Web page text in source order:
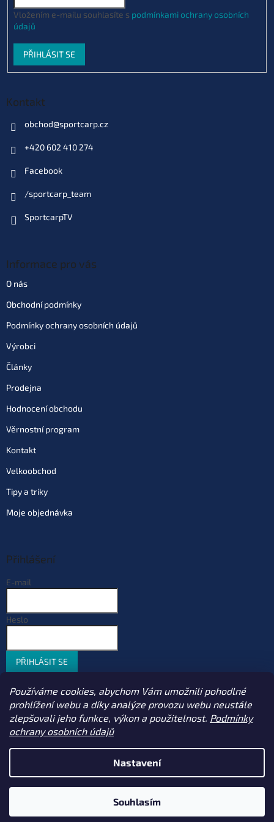
Používáme cookies, abychom Vám umožnili pohodlné
prohlížení webu a díky analýze provozu webu neustále
zlepšovali jeho funkce, výkon a použitelnost. Podmínky
ochrany osobních údajů
Nastavení
Souhlasím
1 3
Vložením e-mailu souhlasíte s podmínkami ochrany osobních
údajů
PŘIHLÁSIT SE
Kontakt
obchod@sportcarp.cz
+420 602 410 274
Facebook
/sportcarp_team
SportcarpTV
Informace pro vás
O nás
Obchodní podmínky
Podmínky ochrany osobních údajů
Výrobci
Články
Prodejna
Hodnocení obchodu
Věrnostní program
Kontakt
Velkoobchod
Tipy a triky
Moje objednávka
Přihlášení
E-mail
Heslo
PŘIHLÁSIT SE
Sportcarp.cz. Všechna práva vyhrazena.
nastavení cookies